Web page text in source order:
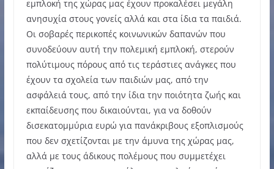
εμπλοκή της χώρας μας έχουν προκαλέσει μεγάλη
ανησυχία στους γονείς αλλά και στα ίδια τα παιδιά.
Οι σοβαρές περικοπές κοινωνικών δαπανών που
συνοδεύουν αυτή την πολεμική εμπλοκή, στερούν
πολύτιμους πόρους από τις τεράστιες ανάγκες που
έχουν τα σχολεία των παιδιών μας, από την
ασφάλειά τους, από την ίδια την ποιότητα ζωής και
εκπαίδευσης που δικαιούνται, για να δοθούν
δισεκατομμύρια ευρώ για πανάκριβους εξοπλισμούς
που δεν σχετίζονται με την άμυνα της χώρας μας,
αλλά με τους άδικους πολέμους που συμμετέχει